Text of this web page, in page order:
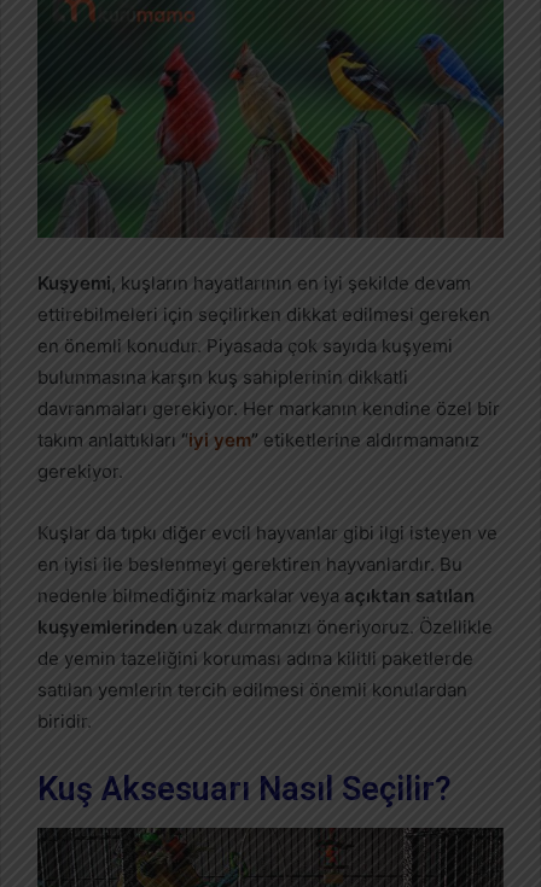
Kuşyemi, kuşların hayatlarının en iyi şekilde devam
ettirebilmeleri için seçilirken dikkat edilmesi gereken
en önemli konudur. Piyasada çok sayıda kuşyemi
bulunmasına karşın kuş sahiplerinin dikkatli
davranmaları gerekiyor. Her markanın kendine özel bir
takım anlattıkları “iyi yem” etiketlerine aldırmamanız
gerekiyor.
Kuşlar da tıpkı diğer evcil hayvanlar gibi ilgi isteyen ve
en iyisi ile beslenmeyi gerektiren hayvanlardır. Bu
nedenle bilmediğiniz markalar veya açıktan satılan
kuşyemlerinden uzak durmanızı öneriyoruz. Özellikle
de yemin tazeliğini koruması adına kilitli paketlerde
satılan yemlerin tercih edilmesi önemli konulardan
biridir.
Kuş Aksesuarı Nasıl Seçilir?